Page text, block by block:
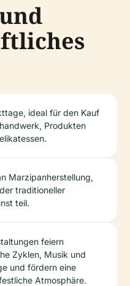
ideal für den Kauf
Produkten
Marzipanherstellung,
traditioneller
teil.
feiern
Zyklen, Musik und
und fördern eine
Atmosphäre.